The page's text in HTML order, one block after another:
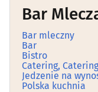
Burgerownia
Catering, Catering
Bar
Bar mleczny
Bar
Bistro
Catering,
Jedzenie na
Polska kuchnia